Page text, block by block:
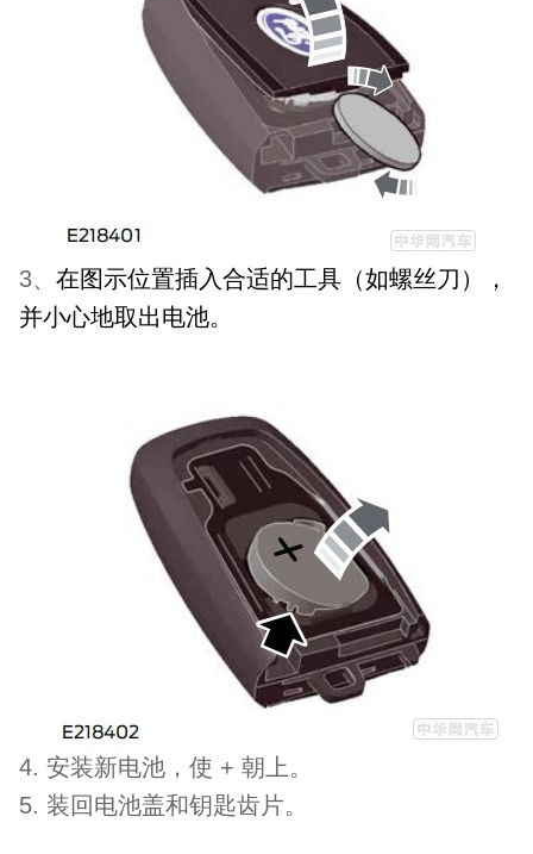
3、在图示位置插入合适的工具（如螺丝刀），
并小心地取出电池。
4.安装新电池，使 +朝上。
5. 装回电池盖和钥匙齿片。